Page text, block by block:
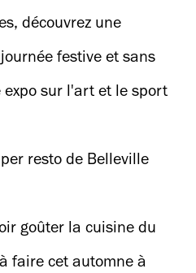
découvrez une
mètres tissée par
festive et sans
sexuelle
expo sur l'art et le sport
de Paris 1900
resto de Belleville
chefs de sa
goûter la cuisine du
et chouchou du
faire cet automne à